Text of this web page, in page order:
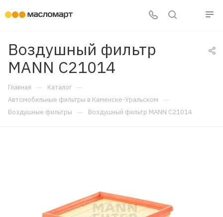
Воздушный фильтр
MANN C21014
Главная — Каталог —
Автомобильные фильтры в Каменске-Уральском —
Воздушные фильтры — Воздушный фильтр MANN C21014